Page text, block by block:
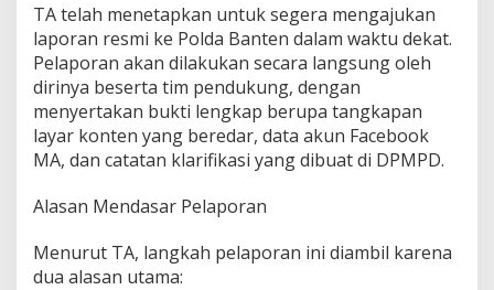
TA telah menetapkan untuk segera mengajukan
laporan resmi ke Polda Banten dalam waktu dekat.
Pelaporan akan dilakukan secara langsung oleh
dirinya beserta tim pendukung, dengan
menyertakan bukti lengkap berupa tangkapan
layar konten yang beredar, data akun Facebook
MA, dan catatan klarifikasi yang dibuat di DPMPD.
Alasan Mendasar Pelaporan
Menurut TA, langkah pelaporan ini diambil karena
dua alasan utama: